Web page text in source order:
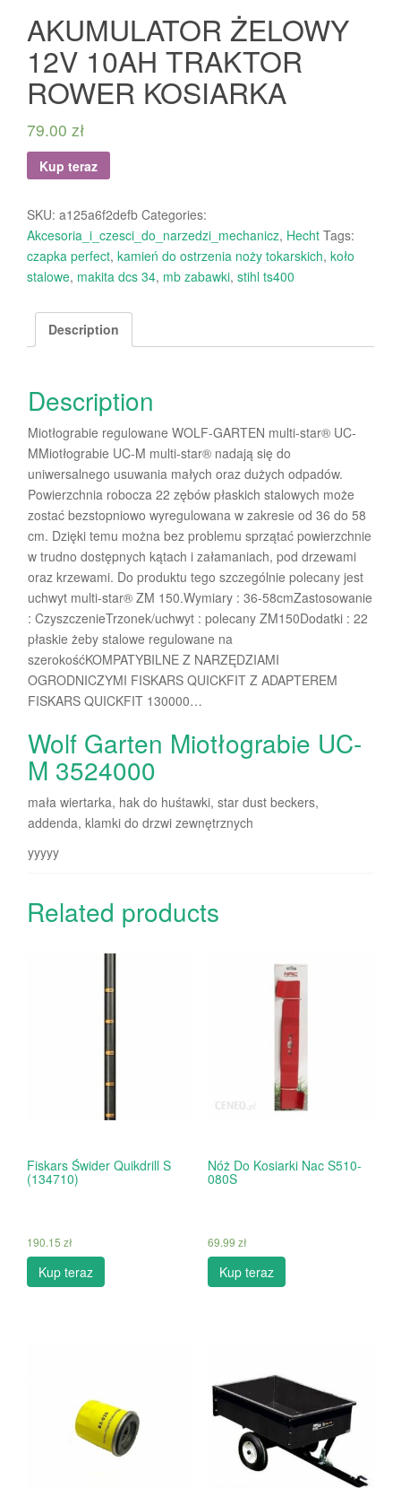
AKUMULATOR ŻELOWY
12V 10AH TRAKTOR
ROWER KOSIARKA
79.00 zł
Kup teraz
SKU: a125a6f2defb Categories:
Akcesoria_i_czesci_do_narzedzi_mechanicz, Hecht Tags:
czapka perfect, kamień do ostrzenia noży tokarskich, koło
stalowe, makita dcs 34, mb zabawki, stihl ts400
Description
Description
Miotłograbie regulowane WOLF-GARTEN multi-star® UC-
MMiotłograbie UC-M multi-star® nadają się do
uniwersalnego usuwania małych oraz dużych odpadów.
Powierzchnia robocza 22 zębów płaskich stalowych może
zostać bezstopniowo wyregulowana w zakresie od 36 do 58
cm. Dzięki temu można bez problemu sprzątać powierzchnie
w trudno dostępnych kątach i załamaniach, pod drzewami
oraz krzewami. Do produktu tego szczególnie polecany jest
uchwyt multi-star® ZM 150.Wymiary : 36-58cmZastosowanie
: CzyszczenieTrzonek/uchwyt : polecany ZM150Dodatki : 22
płaskie żeby stalowe regulowane na
szerokośćKOMPATYBILNE Z NARZĘDZIAMI
OGRODNICZYMI FISKARS QUICKFIT Z ADAPTEREM
FISKARS QUICKFIT 130000…
Wolf Garten Miotłograbie UC-
M 3524000
mała wiertarka, hak do huśtawki, star dust beckers,
addenda, klamki do drzwi zewnętrznych
yyyyy
Related products
Fiskars Świder Quikdrill S
(134710)
190.15 zł
Kup teraz
Nóż Do Kosiarki Nac S510-
080S
69.99 zł
Kup teraz